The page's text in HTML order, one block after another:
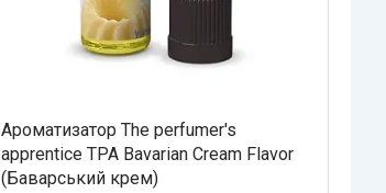
Ароматизатор The perfumer's
apprentice TPA Bavarian Cream Flavor
(Баварський крем)